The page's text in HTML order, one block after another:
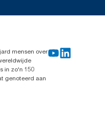
mensen over
in zo'n 150
genoteerd aan